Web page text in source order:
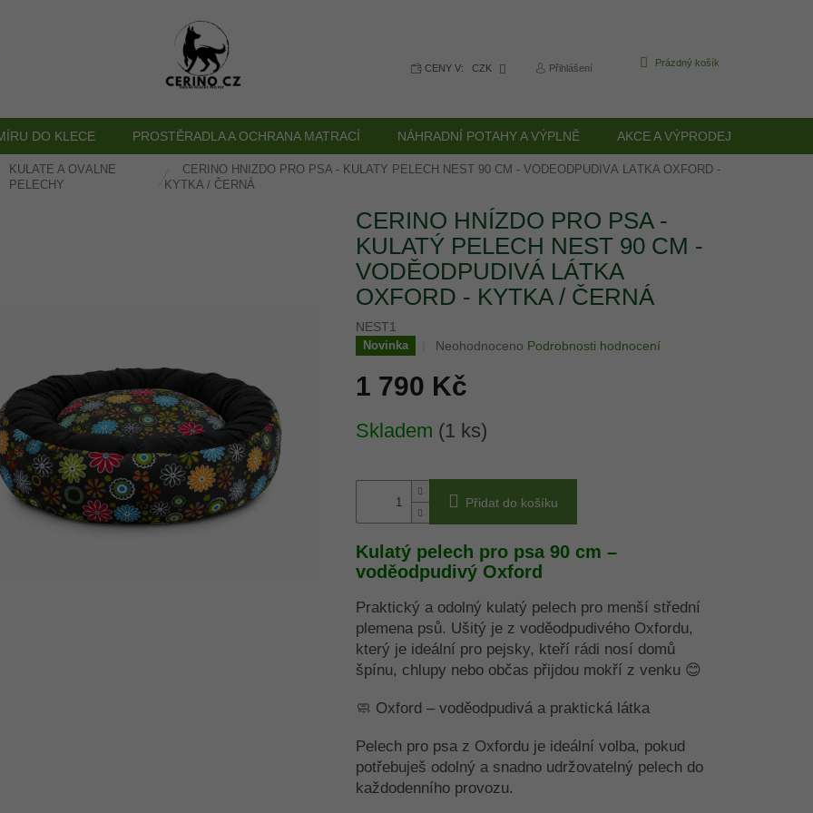
CENY V: CZK Přihlášení
NÁKUPNÍ
Prázdný košík
DO KLECE PROSTĚRADLA A OCHRANA MATRACÍ NÁHRADNÍ POTAHY A VÝPLNĚ AKCE A VÝPRODEJ
KULATÉ A OVÁLNÉ
PELECHY
CERINO HNÍZDO PRO PSA - KULATÝ PELECH NEST 90 CM - VODĚODPUDIVÁ LÁTKA OXFORD -
KYTKA / ČERNÁ
CERINO HNÍZDO PRO PSA -
KULATÝ PELECH NEST 90 CM -
VODĚODPUDIVÁ LÁTKA
OXFORD - KYTKA / ČERNÁ
NEST1
Novinka
Průměrné
produktu
je
z
Neohodnoceno Podrobnosti hodnocení
1 790 Kč
cena:
Skladem (1 ks)
Přidat do košíku
Kulatý pelech pro psa 90 cm –
voděodpudivý Oxford
Praktický a odolný kulatý pelech pro menší střední
plemena psů. Ušitý je z voděodpudivého Oxfordu,
který je ideální pro pejsky, kteří rádi nosí domů
špínu, chlupy nebo občas přijdou mokří z venku 😊
🧼 Oxford – voděodpudivá a praktická látka
Pelech pro psa z Oxfordu je ideální volba, pokud
potřebuješ odolný a snadno udržovatelný pelech do
každodenního provozu.